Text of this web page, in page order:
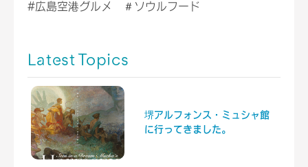
#広島空港グルメ ＃ソウルフード
Latest Topics
堺アルフォンス・ミュシャ館
に行ってきました。